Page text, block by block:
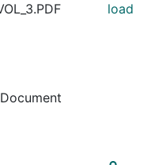
load